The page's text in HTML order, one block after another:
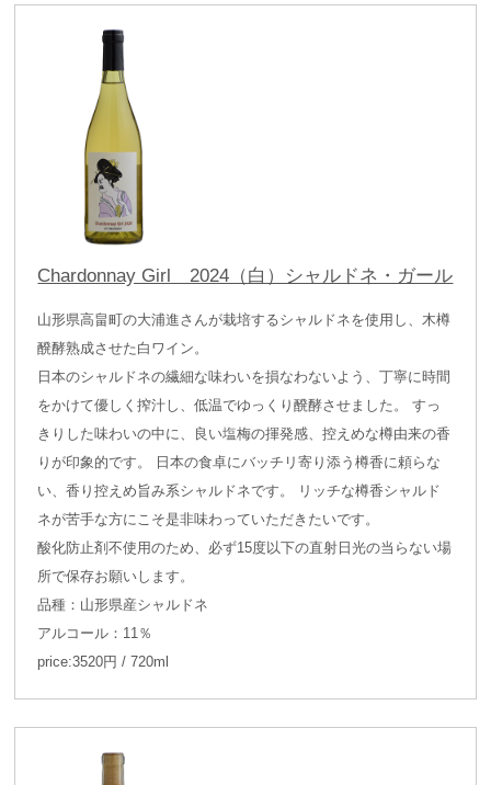
Chardonnay Girl 2024（白）シャルドネ・ガール
山形県高畠町の大浦進さんが栽培するシャルドネを使用し、木樽
醗酵熟成させた白ワイン。
日本のシャルドネの繊細な味わいを損なわないよう、丁寧に時間
をかけて優しく搾汁し、低温でゆっくり醗酵させました。 すっ
きりした味わいの中に、良い塩梅の揮発感、控えめな樽由来の香
りが印象的です。 日本の食卓にバッチリ寄り添う樽香に頼らな
い、香り控えめ旨み系シャルドネです。 リッチな樽香シャルド
ネが苦手な方にこそ是非味わっていただきたいです。
酸化防止剤不使用のため、必ず15度以下の直射日光の当らない場
所で保存お願いします。
品種：山形県産シャルドネ
アルコール：11％
price:3520円 / 720ml